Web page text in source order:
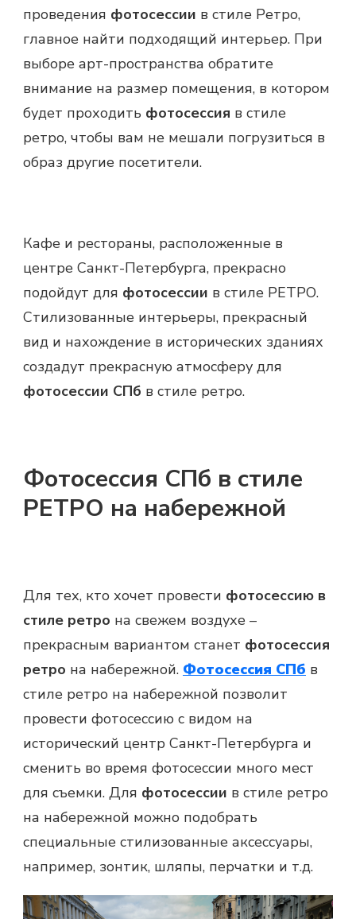
проведения фотосессии в стиле Ретро,
главное найти подходящий интерьер. При
выборе арт-пространства обратите
внимание на размер помещения, в котором
будет проходить фотосессия в стиле
ретро, чтобы вам не мешали погрузиться в
образ другие посетители.
Кафе и рестораны, расположенные в
центре Санкт-Петербурга, прекрасно
подойдут для фотосессии в стиле РЕТРО.
Стилизованные интерьеры, прекрасный
вид и нахождение в исторических зданиях
создадут прекрасную атмосферу для
фотосессии СПб в стиле ретро.
Фотосессия СПб в стиле
РЕТРО на набережной
Для тех, кто хочет провести фотосессию в
стиле ретро на свежем воздухе –
прекрасным вариантом станет фотосессия
ретро на набережной. Фотосессия СПб в
стиле ретро на набережной позволит
провести фотосессию с видом на
исторический центр Санкт-Петербурга и
сменить во время фотосессии много мест
для съемки. Для фотосессии в стиле ретро
на набережной можно подобрать
специальные стилизованные аксессуары,
например, зонтик, шляпы, перчатки и т.д.